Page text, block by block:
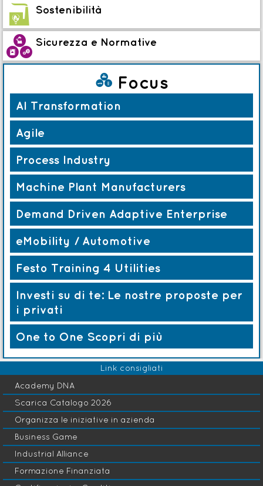
L Sostenibilità
a Sicurezza e Normative
d Focus
AI Transformation
Agile
Process Industry
Machine Plant Manufacturers
Demand Driven Adaptive Enterprise
eMobility / Automotive
Festo Training 4 Utilities
Investi su di te: Le nostre proposte per
i privati
One to One Scopri di più
Link consigliati
Academy DNA
Scarica Catalogo 2026
Organizza le iniziative in azienda
Business Game
Industrial Alliance
Formazione Finanziata